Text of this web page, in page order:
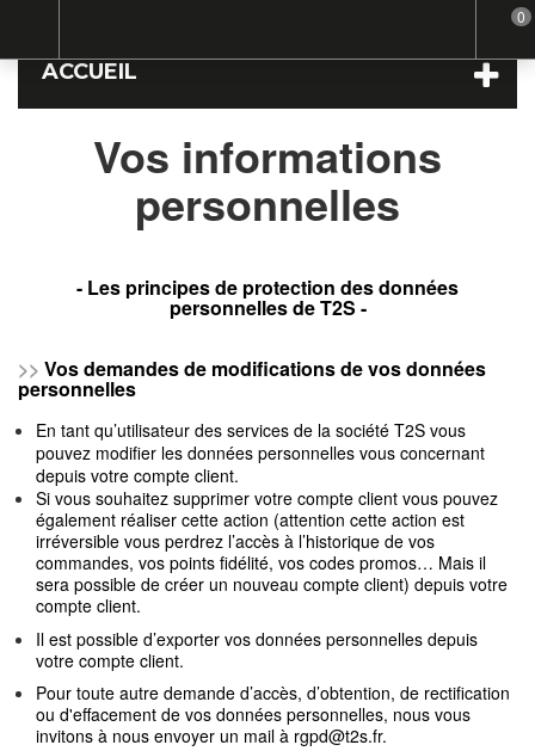
ACCUEIL
Vos informations
personnelles
- Les principes de protection des données
personnelles de T2S -
>> Vos demandes de modifications de vos données
personnelles
En tant qu’utilisateur des services de la société T2S vous
pouvez modifier les données personnelles vous concernant
depuis votre compte client.
Si vous souhaitez supprimer votre compte client vous pouvez
également réaliser cette action (attention cette action est
irréversible vous perdrez l’accès à l’historique de vos
commandes, vos points fidélité, vos codes promos… Mais il
sera possible de créer un nouveau compte client) depuis votre
compte client.
Il est possible d’exporter vos données personnelles depuis
votre compte client.
Pour toute autre demande d’accès, d’obtention, de rectification
ou d'effacement de vos données personnelles, nous vous
invitons à nous envoyer un mail à rgpd@t2s.fr.
0